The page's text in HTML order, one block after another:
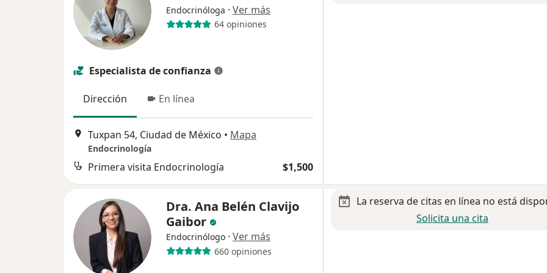
Endocrinóloga · Ver más
64 opiniones
Especialista de confianza
Dirección En línea
Tuxpan 54, Ciudad de México • Mapa
Endocrinología
Primera visita Endocrinología $1,500
Dra. Ana Belén Clavijo
Gaibor
Endocrinólogo · Ver más
660 opiniones
La reserva de citas en línea no está
Solicita una cita